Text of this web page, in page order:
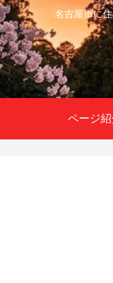
名古屋市に
ページ紹